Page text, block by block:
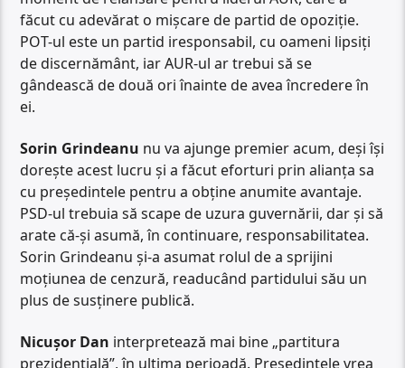
făcut cu adevărat o mișcare de partid de opoziție.
POT-ul este un partid iresponsabil, cu oameni lipsiți
de discernământ, iar AUR-ul ar trebui să se
gândească de două ori înainte de avea încredere în
ei.
Sorin Grindeanu nu va ajunge premier acum, deși își
dorește acest lucru și a făcut eforturi prin alianța sa
cu președintele pentru a obține anumite avantaje.
PSD-ul trebuia să scape de uzura guvernării, dar și să
arate că-și asumă, în continuare, responsabilitatea.
Sorin Grindeanu și-a asumat rolul de a sprijini
moțiunea de cenzură, readucând partidului său un
plus de susținere publică.
Nicușor Dan interpretează mai bine „partitura
prezidențială”, în ultima perioadă. Președintele vrea